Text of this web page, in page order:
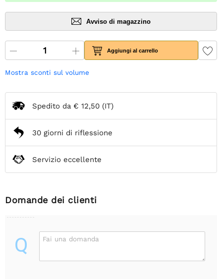
Avviso di magazzino
Aggiungi al carrello
Mostra sconti sul volume
Spedito da € 12,50 (IT)
30 giorni di riflessione
Servizio eccellente
Domande dei clienti
Q Fai una domanda